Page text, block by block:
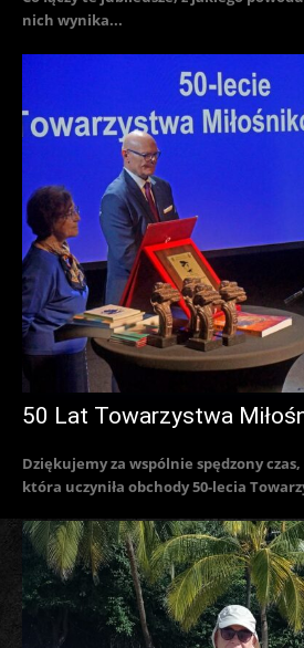
nich wynika...
50 Lat Towarzystwa
Dziękujemy za wspólnie spędzony
która uczyniła obchody 50-lecia